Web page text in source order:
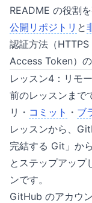
README の役割
公開リポジトリ と
認証方法（HTTPS
Access Token）
レッスン4：リモ
前のレッスンまで
リ・ コミット ・ ブ
レッスンから、
完結する Git」か
とステップアップ
ンです。
GitHub のアカウ